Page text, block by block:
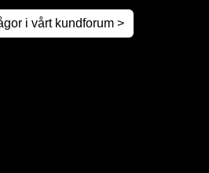
i vårt kundforum >